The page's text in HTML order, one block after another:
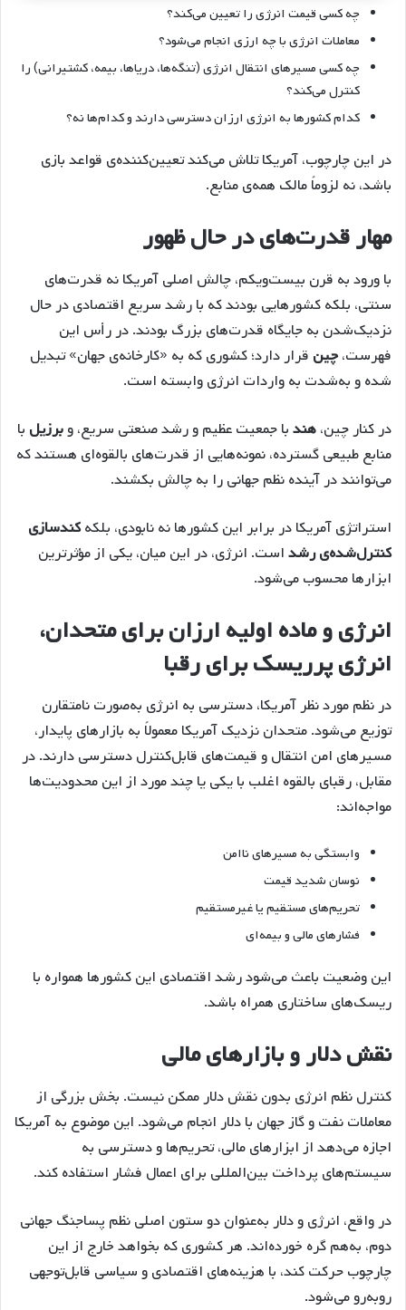
چه کسی قیمت انرژی را تعیین می‌کند؟
معاملات انرژی با چه ارزی انجام می‌شود؟
چه کسی مسیرهای انتقال انرژی (تنگه‌ها، دریاها، بیمه، کشتیرانی) را
کنترل می‌کند؟
کدام کشورها به انرژی ارزان دسترسی دارند و کدام‌ها نه؟
در این چارچوب، آمریکا تلاش می‌کند تعیین‌کننده‌ی قواعد بازی
باشد، نه لزوماً مالک همه‌ی منابع.
مهار قدرت‌های در حال ظهور
با ورود به قرن بیست‌ویکم، چالش اصلی آمریکا نه قدرت‌های
سنتی، بلکه کشورهایی بودند که با رشد سریع اقتصادی در حال
نزدیک‌شدن به جایگاه قدرت‌های بزرگ بودند. در رأس این
فهرست،چین قرار دارد؛ کشوری که به «کارخانه‌ی جهان» تبدیل
شده و به‌شدت به واردات انرژی وابسته است.
در کنار چین،هندبا جمعیت عظیم و رشد صنعتی سریع، وبرزیل با
منابع طبیعی گسترده، نمونه‌هایی از قدرت‌های بالقوه‌ای هستند که
می‌توانند در آینده نظم جهانی را به چالش بکشند.
استراتژی آمریکا در برابر این کشورها نه نابودی، بلکهکندسازی
کنترل‌شده‌ی رشداست. انرژی، در این میان، یکی از مؤثرترین
ابزارها محسوب می‌شود.
انرژی و ماده اولیه ارزان برای متحدان،
انرژی پرریسک برای رقبا
در نظم مورد نظر آمریکا، دسترسی به انرژی به‌صورت نامتقارن
توزیع می‌شود. متحدان نزدیک آمریکا معمولاً به بازارهای پایدار،
مسیرهای امن انتقال و قیمت‌های قابل‌کنترل دسترسی دارند. در
مقابل، رقبای بالقوه اغلب با یکی یا چند مورد از این محدودیت‌ها
مواجه‌اند:
وابستگی به مسیرهای ناامن
نوسان شدید قیمت
تحریم‌های مستقیم یا غیرمستقیم
فشارهای مالی و بیمه‌ای
این وضعیت باعث می‌شود رشد اقتصادی این کشورها همواره با
ریسک‌های ساختاری همراه باشد.
نقش دلار و بازارهای مالی
کنترل نظم انرژی بدون نقش دلار ممکن نیست. بخش بزرگی از
معاملات نفت و گاز جهان با دلار انجام می‌شود. این موضوع به آمریکا
اجازه می‌دهد از ابزارهای مالی، تحریم‌ها و دسترسی به
سیستم‌های پرداخت بین‌المللی برای اعمال فشار استفاده کند.
در واقع، انرژی و دلار به‌عنوان دو ستون اصلی نظم پساجنگ جهانی
دوم، به‌هم گره خورده‌اند. هر کشوری که بخواهد خارج از این
چارچوب حرکت کند، با هزینه‌های اقتصادی و سیاسی قابل‌توجهی
روبه‌رو می‌شود.